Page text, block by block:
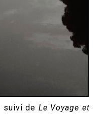
suivi de Le Voyage et